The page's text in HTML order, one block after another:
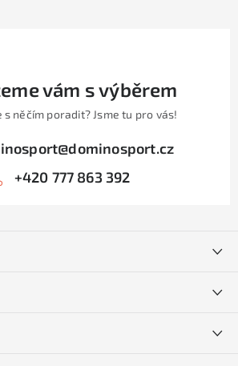
vám s výběrem
něčím poradit? Jsme tu pro vás!
@dominosport.cz
+420 777 863 392